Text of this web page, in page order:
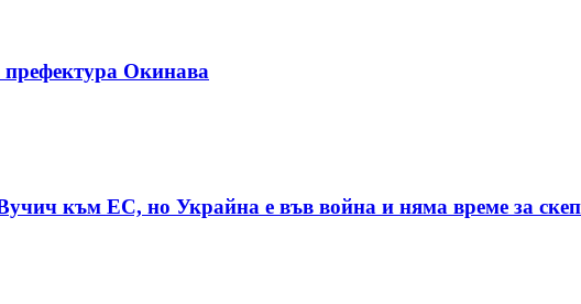
Окинава
към ЕС, но Украйна е във война и няма време за